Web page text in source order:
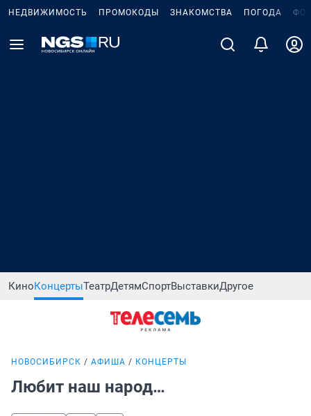
НЕДВИЖИМОСТЬ ПРОМОКОДЫ ЗНАКОМСТВА ПОГОДА
КиноКонцертыТеатрДетямСпортВыставкиДругое
НОВОСИБИРСК АФИША КОНЦЕРТЫ
Любит наш народ…